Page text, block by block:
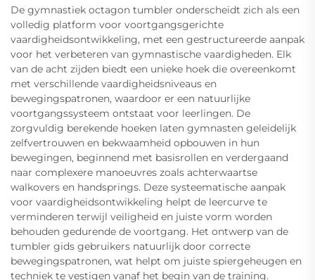
De gymnastiek octagon tumbler onderscheidt zich als een
volledig platform voor voortgangsgerichte
vaardigheidsontwikkeling, met een gestructureerde aanpak
voor het verbeteren van gymnastische vaardigheden. Elk
van de acht zijden biedt een unieke hoek die overeenkomt
met verschillende vaardigheidsniveaus en
bewegingspatronen, waardoor er een natuurlijke
voortgangssysteem ontstaat voor leerlingen. De
zorgvuldig berekende hoeken laten gymnasten geleidelijk
zelfvertrouwen en bekwaamheid opbouwen in hun
bewegingen, beginnend met basisrollen en verdergaand
naar complexere manoeuvres zoals achterwaartse
walkovers en handsprings. Deze systeematische aanpak
voor vaardigheidsontwikkeling helpt de leercurve te
verminderen terwijl veiligheid en juiste vorm worden
behouden gedurende de voortgang. Het ontwerp van de
tumbler gids gebruikers natuurlijk door correcte
bewegingspatronen, wat helpt om juiste spiergeheugen en
techniek te vestigen vanaf het begin van de training.